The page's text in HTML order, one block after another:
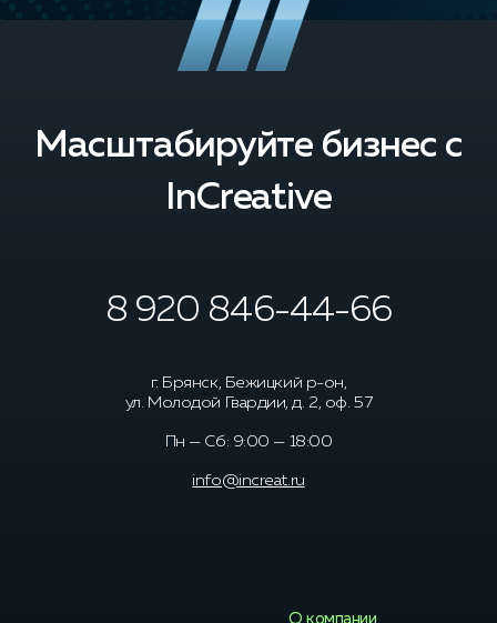
Масштабируйте бизнес с
InCreative
О компании
8 920 846-44-66
г. Брянск, Бежицкий р-он,
ул. Молодой Гвардии, д. 2, оф. 57
Пн — Сб: 9:00 — 18:00
info@increat.ru